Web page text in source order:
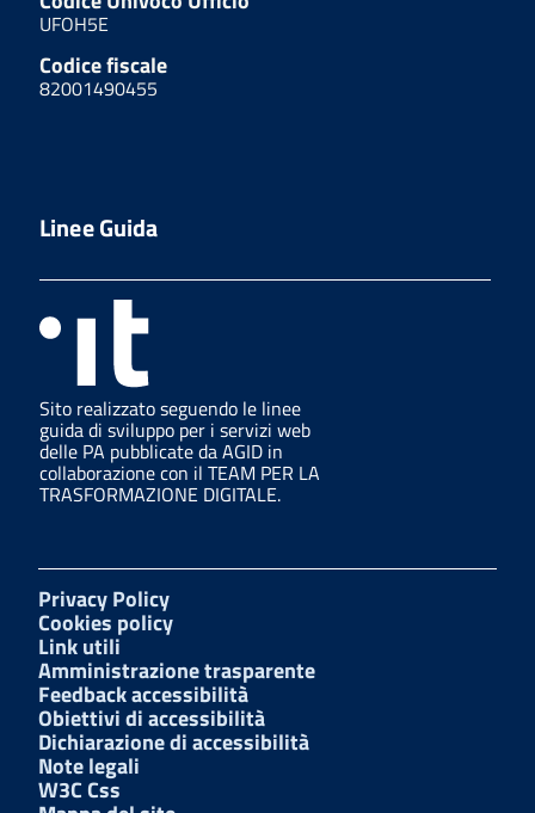
UFOH5E
Codice fiscale
82001490455
Linee Guida
Sito realizzato seguendo le linee
guida di sviluppo per i servizi web
delle PA pubblicate da AGID in
collaborazione con il TEAM PER LA
TRASFORMAZIONE DIGITALE.
Privacy Policy
Cookies policy
Link utili
Amministrazione trasparente
Feedback accessibilità
Obiettivi di accessibilità
Dichiarazione di accessibilità
Note legali
W3C Css